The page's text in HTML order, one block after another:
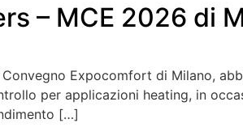
– MCE 2026 di
Convegno Expocomfort di Milano,
per applicazioni heating, in
[…]